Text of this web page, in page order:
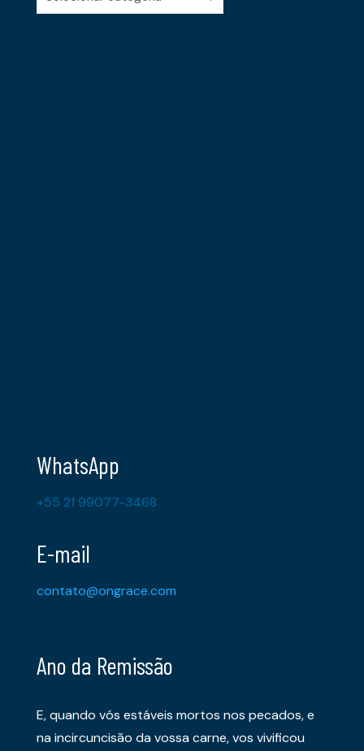
WhatsApp
+55 21 99077-3468
E-mail
contato@ongrace.com
Ano da Remissão
E, quando vós estáveis mortos nos pecados, e
na incircuncisão da vossa carne, vos vivificou